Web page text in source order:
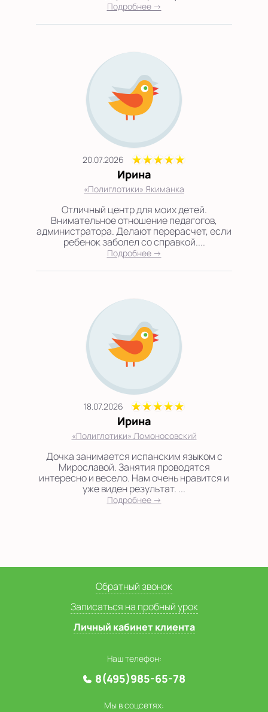
Подробнее →
20.07.2026
Ирина
«Полиглотики» Якиманка
Отличный центр для моих детей.
Внимательное отношение педагогов,
администратора. Делают перерасчет, если
ребенок заболел со справкой....
Подробнее →
18.07.2026
Ирина
«Полиглотики» Ломоносовский
Дочка занимается испанским языком с
Мирославой. Занятия проводятся
интересно и весело. Нам очень нравится и
уже виден результат. ...
Подробнее →
Обратный звонок
Записаться на пробный урок
Личный кабинет клиента
Наш телефон:
8(495)985-65-78
Мы в соцсетях: